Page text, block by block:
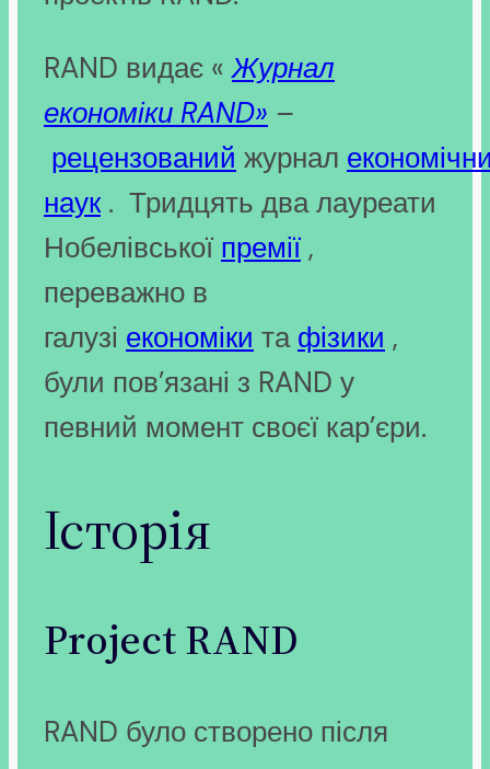
RAND видає «Журнал
економіки RAND» –
рецензований журнал
наук. Тридцять два лауреати
Нобелівської премії ,
переважно в
галузі економіки та фізики ,
були пов’язані з RAND у
певний момент своєї кар’єри.
Історія
Project RAND
RAND було створено після